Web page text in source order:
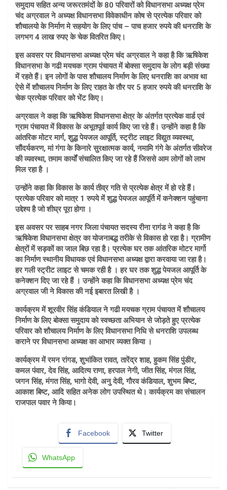
समुदाय सहित अन्य जरूरतमंदों के 80 परिवारों को विधानसभा अध्यक्ष प्रेम
चंद अग्रवाल ने अध्यक्ष विधानसभा विवेकाधीन कोष से प्रत्येक परिवार को
शौचालयो के निर्माण मे सहयोग के लिए पांच – पाच हजार रुपये की धनराशि के
लगभग 4 लाख रुपए के चेक वितरित किए।
इस अवसर पर विधानसभा अध्यक्ष प्रेम चंद अग्रवाल ने कहा है कि ऋषिकेश
विधानसभा के गढी मयचक ग्राम पंचायत में बोक्सा समुदाय के लोग बड़ी संख्या
में रहते हैं। इन लोगों के पास शौचालय निर्माण के लिए धनराशि का अभाव था
ऐसे में शौचालय निर्माण के लिए राहत के तौर पर 5 हजार रुपये की धनराशि के
चेक प्रत्येक परिवार को भेंट किए।
अग्रवाल ने कहा कि ऋषिकेश विधानसभा क्षेत्र के अंतर्गत प्रत्येक वार्ड एवं
ग्राम पंचायत में विकास के अभूतपूर्व कार्य किए जा रहे हैं। उन्होंने कहा है कि
आंतरिक मोटर मार्ग, शुद्ध पेयजल आपूर्ति, स्ट्रीट लाइट विद्युत व्यवस्था,
सौंदर्यकरण, मां गंगा के किनारे सुरक्षात्मक कार्य, नमामि गंगे के अंतर्गत सीवरेज
की व्यवस्था, तमाम कार्यों संचालित किए जा रहे हैं जिससे आम लोगों को लाभ
मिल रहा है ।
उन्होंने कहा कि विकास के कार्य तीव्र गति से प्रत्येक क्षेत्र में हो रहे हैं।
प्रत्येक परिवार को मात्र 1 रुपये में शुद्ध पेयजल आपूर्ति में कनेक्शन पहुंचाना
उद्देश्य है जो शीघ्र पूरा होगा ।
इस अवसर पर साहब नगर जिला पंचायत सदस्य रीना रागंड ने कहा है कि
ऋषिकेश विधानसभा क्षेत्र का योजनाबद्ध तरीके से विकास हो रहा है। ग्रामीण
क्षेत्रों में सड़कों का जाल बिछ रहा है। प्रत्येक घर तक आंतरिक मोटर मार्गो
का निर्माण स्थानीय विधायक एवं विधानसभा अध्यक्ष द्वारा करवाया जा रहा है।
हर गली स्ट्रीट लाइट से चमक रही है । हर घर तक शुद्ध पेयजल आपूर्ति के
कनेक्शन दिए जा रहे हैं । उन्होंने कहा कि विधानसभा अध्यक्ष प्रेम चंद
अग्रवाल जी ने विकास की नई इबारत लिखी है ।
कार्यक्रम में शूरवीर सिंह कंडियाल ने गढी मयचक ग्राम पंचायत में शौचालय
निर्माण के लिए बोक्सा समुदाय को स्वच्छता अभियान से जोड़ते हुए प्रत्येक
परिवार को शौचालय निर्माण के लिए विधानसभा निधि से धनराशि उपलब्ध
कराने पर विधानसभा अध्यक्ष का आभार व्यक्त किया ।
कार्यक्रम में रमन रांगड, शुभांकित रावत, तारेंद्र शाह, हुकम सिंह पुंडीर,
कमल पंवार, देव सिंह, आदित्य राणा, हरपाल नेगी, जीत सिंह, मंगल सिंह,
जगन सिंह, मंगत सिंह, भागो देवी, अनु देवी, गौरव कंडियाल, शुभम बिष्ट,
आकाश बिष्ट, आदि सहित अनेक लोग उपस्थित थे। कार्यक्रम का संचालन
राजपाल पवार ने किया।
Facebook Twitter
WhatsApp